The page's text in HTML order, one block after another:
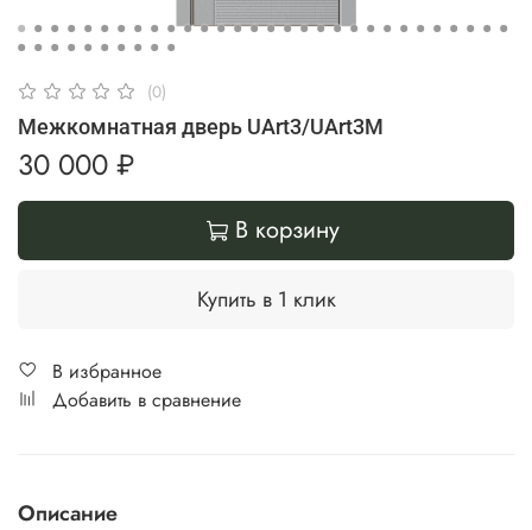
(0)
Межкомнатная дверь UArt3/UArt3M
30 000 ₽
В корзину
Купить в 1 клик
В избранное
Добавить в сравнение
Описание